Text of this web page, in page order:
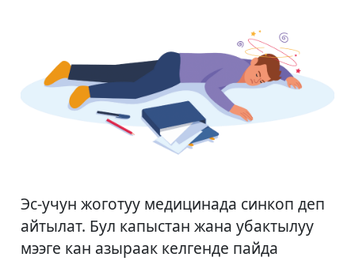
Эс-учун жоготуу медицинада синкоп деп
айтылат. Бул капыстан жана убактылуу
мээге кан азыраак келгенде пайда